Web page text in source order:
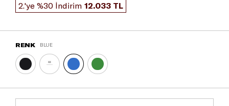
2.'ye %30 İndirim 12.033 TL
RENK BLUE